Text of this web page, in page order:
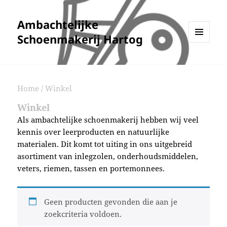
Ambachtelijke
Schoenmakerij Hartog
Home / Winkel
Winkel
Als ambachtelijke schoenmakerij hebben wij veel
kennis over leerproducten en natuurlijke
materialen. Dit komt tot uiting in ons uitgebreid
asortiment vaninlegzolen,onderhoudsmiddelen,
veters,riemen,tassen en portemonnees.
Geen producten gevonden die aan je
zoekcriteria voldoen.